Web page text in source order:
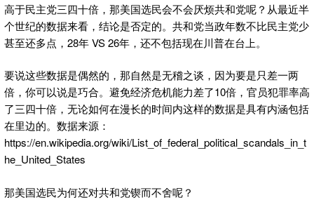
高于民主党三四十倍，那美国选民会不会厌烦共和党呢？从最近半
个世纪的数据来看，结论是否定的。共和党当政年数不比民主党少
甚至还多点，28年 VS 26年，还不包括现在川普在台上。
要说这些数据是偶然的，那自然是无稽之谈，因为要是只差一两
倍，你可以说是巧合。避免经济危机能力差了10倍，官员犯罪率高
了三四十倍，无论如何在漫长的时间内这样的数据是具有内涵包括
在里边的。数据来源：
https://en.wikipedia.org/wiki/List_of_federal_political_scandals_in_t
he_United_States
那美国选民为何还对共和党锲而不舍呢？